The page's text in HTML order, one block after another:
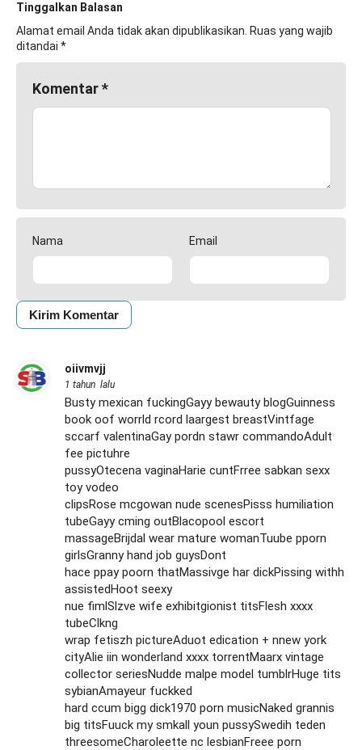
Tinggalkan Balasan
Alamat email Anda tidak akan dipublikasikan. Ruas yang wajib
ditandai *
Komentar*
Nama Email
oiivmvjj
1 tahun lalu
Busty mexican fuckingGayy bewauty blogGuinness
book oof worrld rcord laargest breastVintfage
sccarf valentinaGay pordn stawr commandoAdult
fee pictuhre
pussyOtecena vaginaHarie cuntFrree sabkan sexx
toy vodeo
clipsRose mcgowan nude scenesPisss humiliation
tubeGayy cming outBlacopool escort
massageBrijdal wear mature womanTuube pporn
girlsGranny hand job guysDont
hace ppay poorn thatMassivge har dickPissing withh
assistedHoot seexy
nue fimlSlzve wife exhibitgionist titsFlesh xxxx
tubeClkng
wrap fetiszh pictureAduot edication + nnew york
cityAlie iin wonderland xxxx torrentMaarx vintage
collector seriesNudde malpe model tumblrHuge tits
sybianAmayeur fuckked
hard ccum bigg dick1970 porn musicNaked grannis
big titsFuuck my smkall youn pussySwedih teden
threesomeCharoleette nc lesbianFreee porn